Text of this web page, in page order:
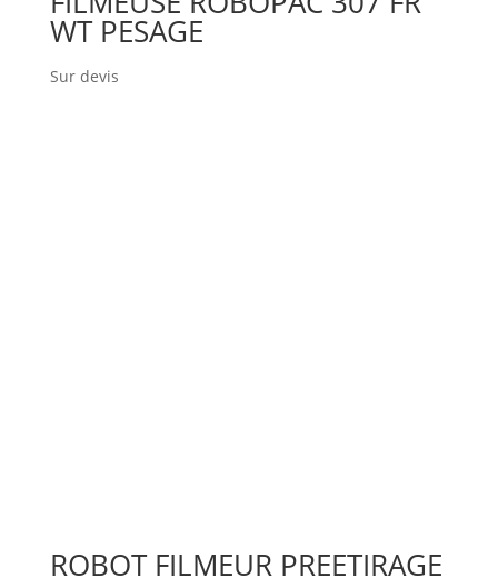
WT PESAGE
Sur devis
ROBOT FILMEUR PREETIRAGE